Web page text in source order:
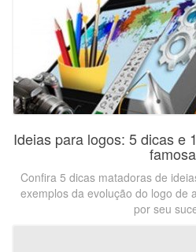
Ideias para logos: 5 dicas e
Confira 5 dicas matadoras de
exemplos da evolução do logo de
por seu